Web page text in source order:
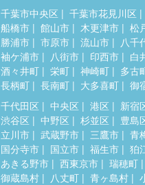
千葉市中央区 千葉市花見川区
船橋市
館山市 木更津市 松
勝浦市
市原市 流山市 八千
袖ケ浦市
八街市 印西市 白
酒々井町
栄町 神崎町 多古
長柄町
長南町 大多喜町 御
千代田区 中央区 港区 新宿
渋谷区
中野区 杉並区 豊島
立川市
武蔵野市 三鷹市 青
国分寺市
国立市 福生市 狛
あきる野市
西東京市 瑞穂町
御蔵島村
八丈町 青ヶ島村